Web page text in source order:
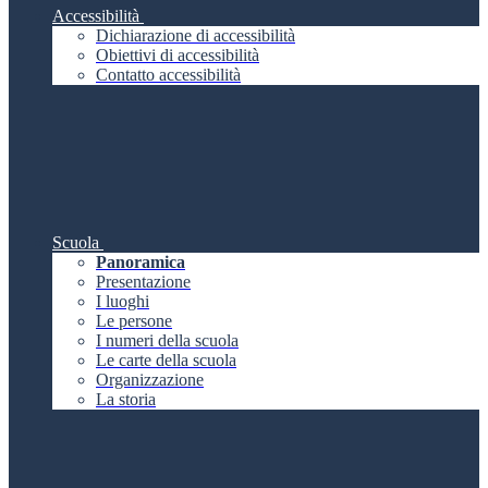
Accessibilità
Dichiarazione di accessibilità
Obiettivi di accessibilità
Contatto accessibilità
Scuola
Panoramica
Presentazione
I luoghi
Le persone
I numeri della scuola
Le carte della scuola
Organizzazione
La storia